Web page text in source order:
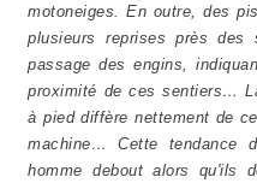
motoneiges. En outre, des
plusieurs reprises près
passage des engins,
proximité de ces sentiers…
à pied diffère nettement de
machine… Cette
homme debout alors qu'ils